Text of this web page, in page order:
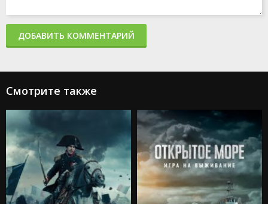
ДОБАВИТЬ КОММЕНТАРИЙ
Смотрите также